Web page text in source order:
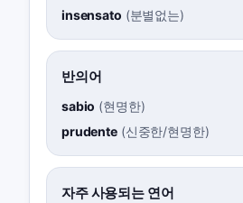
insensato (분별없는)
반의어
sabio (현명한)
prudente(신중한/현명한)
자주 사용되는 연어